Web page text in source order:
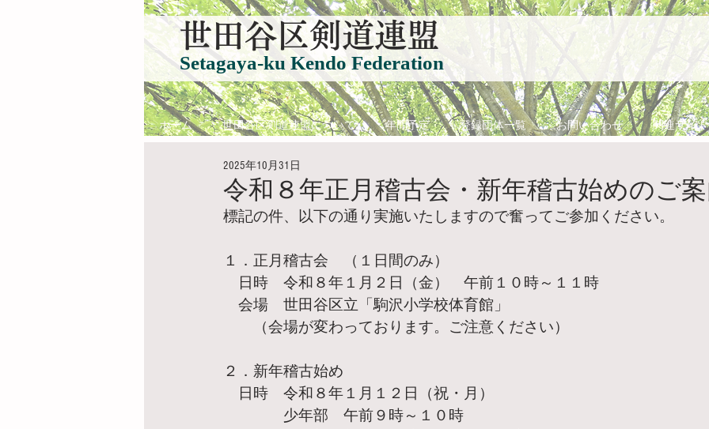
​世田谷区剣道連盟
Setagaya-ku Kendo Federation
ホーム 世田谷区剣道連盟について 年間予定 登録団体一覧 お問い合わせ 関連サイト
令和８年正月稽古会・新年稽古始めのご
2025年10月31日
標記の件、以下の通り実施いたしますので奮ってご参加ください。
１．正月稽古会　（１日間のみ）
日時　令和８年１月２日（金）　午前１０時～１１時
会場　世田谷区立「駒沢小学校体育館」
（会場が変わっております。ご注意ください）
２．新年稽古始め
日時　令和８年１月１２日（祝・月）
少年部　午前９時～１０時